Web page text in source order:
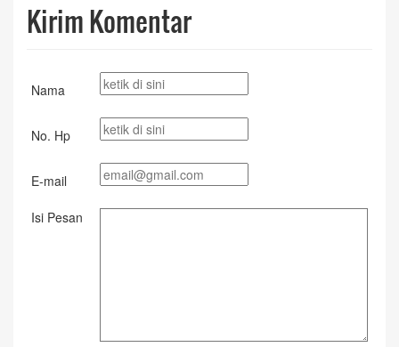
Kirim Komentar
Nama
No. Hp
E-mail
Isi Pesan